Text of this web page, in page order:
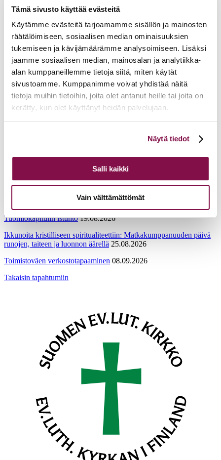
Tämä sivusto käyttää evästeitä
Käytämme evästeitä tarjoamamme sisällön ja mainosten
räätälöimiseen, sosiaalisen median ominaisuuksien
tukemiseen ja kävijämäärämme analysoimiseen. Lisäksi
jaamme sosiaalisen median, mainosalan ja analytiikka-
alan kumppaneillemme tietoja siitä, miten käytät
sivustoamme. Kumppanimme voivat yhdistää näitä
tietoja muihin tietoihin, joita olet antanut heille tai joita on
kerätty, kun olet käyttänyt heidän palvelujaan.
linkistä.
Näytä tiedot
Salli kaikki
Vain välttämättömät
Koulutuksen rakenne:
lähityöskentely, itsenäinen oppiminen, orientoivat tehtävät ja
välitehtävät, mentorointi
Osallistumismaksu: n. 300€. Oikeus muutoksiin
pidätetään.
Muut kustannukset: Matkakustannukset
Ilmoittautuminen 31.1.2023 mennessä
Ilmoittautumisten peruutusehdot
Tiedustelut: Tampereen hpk:n osallistujat: airi.raitaranta@evl.fi ja
Turun arkkihpk:n osallistujat: mika.nokelainen@evl.fi
Lisätietoja
Tulevia tapahtumia
Tuomiokapitulin istunto 19.08.2026
Ikkunoita kristilliseen spiritualiteettiin: Matkakumppanuuden päivä
runojen, taiteen ja luonnon äärellä 25.08.2026
Toimistoväen verkostotapaaminen 08.09.2026
Takaisin tapahtumiin